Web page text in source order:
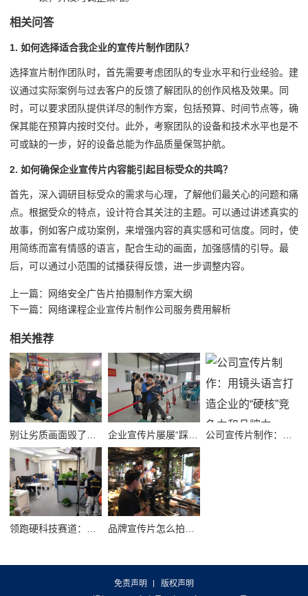
相关问答
1. 如何选择适合我企业的宣传片制作团队？
选择宣片制作团队时，首先需要考虑团队的专业水平和行业经验。建
议通过实际案例与过去客户的反馈了解团队的创作风格及效果。同
时，可以要求团队提供详尽的制作方案，包括预算、时间节点等，确
保其能在预算内按时交付。此外，考察团队的设备和技术水平也是不
可或缺的一步，好的设备总能为作品质量保驾护航。
2. 如何确保企业宣传片内容能引起目标受众的共鸣？
首先，深入调研目标受众的需求与心理，了解他们最关心的问题和痛
点。根据受众的特点，设计符合其关注的主题。可以通过讲述真实的
故事，例如客户成功案例，来增强内容的真实感和可信度。同时，使
用简练而富有情感的语言，配合生动的画面，加强感情的引导。最
后，可以通过小范围的试播获得反馈，进一步调整内容。
上一篇：
网络安全广告片拍摄制作方案大纲
下一篇：
网络课程企业宣传片制作公司服务费用解析
相关推荐
免责声明
版权声明